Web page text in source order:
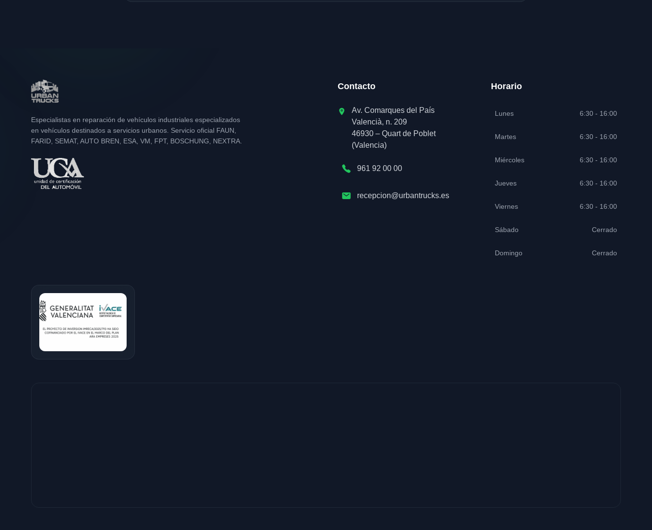
Especialistas en reparación de vehículos industriales especializados
en vehículos destinados a servicios urbanos. Servicio oficial FAUN,
FARID, SEMAT, AUTO BREN, ESA, VM, FPT, BOSCHUNG, NEXTRA.
Contacto
Av. Comarques del País
Valencià, n. 209
46930 – Quart de Poblet
(Valencia)
961 92 00 00
recepcion@urbantrucks.es
Horario
Lunes 6:30 - 16:00
Martes 6:30 - 16:00
Miércoles 6:30 - 16:00
Jueves 6:30 - 16:00
Viernes 6:30 - 16:00
Sábado Cerrado
Domingo Cerrado